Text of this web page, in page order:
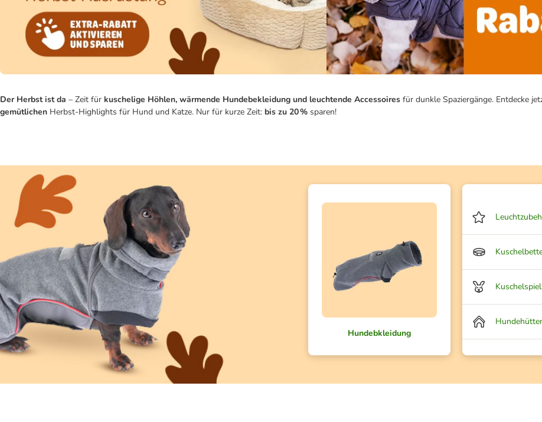
Der Herbst ist da – Zeit für kuschelige Höhlen, wärmende Hundebekleidung und leuchtende Accessoires für dunkle Spaziergänge. Entdecke
gemütlichen Herbst-Highlights für Hund und Katze. Nur für kurze Zeit: bis zu 20 % sparen!
Hundebkleidung